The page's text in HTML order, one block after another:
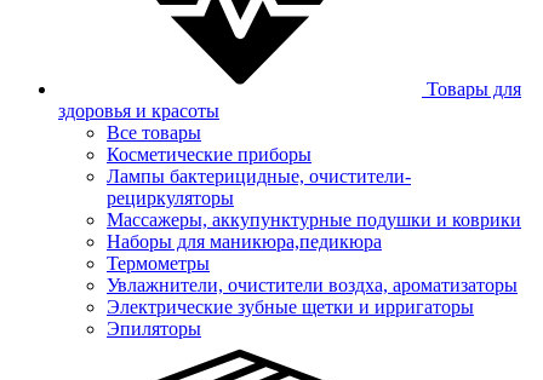
Товары для
здоровья и красоты
Все товары
Косметические приборы
Лампы бактерицидные, очистители-
рециркуляторы
Массажеры, аккупунктурные подушки и коврики
Наборы для маникюра,педикюра
Термометры
Увлажнители, очистители воздха, ароматизаторы
Электрические зубные щетки и ирригаторы
Эпиляторы